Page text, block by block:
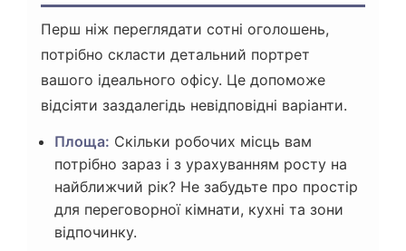
Перш ніж переглядати сотні оголошень,
потрібно скласти детальний портрет
вашого ідеального офісу. Це допоможе
відсіяти заздалегідь невідповідні варіанти.
Площа: Скільки робочих місць вам
потрібно зараз і з урахуванням росту на
найближчий рік? Не забудьте про простір
для переговорної кімнати, кухні та зони
відпочинку.